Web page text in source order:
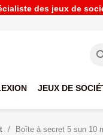
des jeux de
JEUX DE
Boîte à secret 5 sun 10